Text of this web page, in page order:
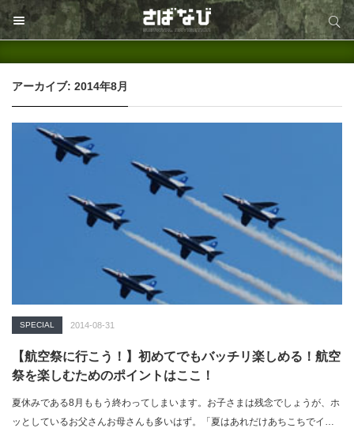
サイト内検索
アーカイブ: 2014年8月
SPECIAL 2014-08-31
【航空祭に行こう！】初めてでもバッチリ楽しめる！航空
祭を楽しむためのポイントはここ！
夏休みである8月ももう終わってしまいます。お子さまは残念でしょうが、ホ
ッとしているお父さんお母さんも多いはず。「夏はあれだけあちこちでイベ
サイト内検索